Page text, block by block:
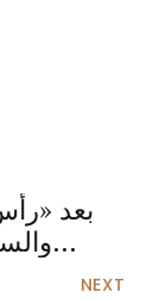
بعد
NEXT